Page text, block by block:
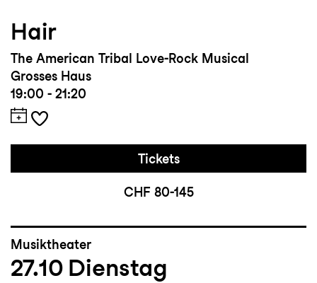
Hair
The American Tribal Love-Rock Musical
Grosses Haus
19:00 - 21:20
Tickets
CHF 80-145
Musiktheater
27.10 Dienstag